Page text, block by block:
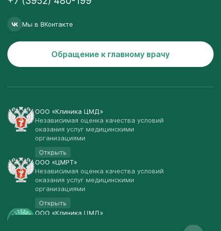
Мы в ВКонтакте
Обращение к главному врачу
ООО «Клиника ЦМД»
Независимая оценка качества условий
оказания услуг медицинскими
организациями
Открыть
ООО «ЦМРТ»
Независимая оценка качества условий
оказания услуг медицинскими
организациями
Открыть
ООО «Клиника ЦМД»